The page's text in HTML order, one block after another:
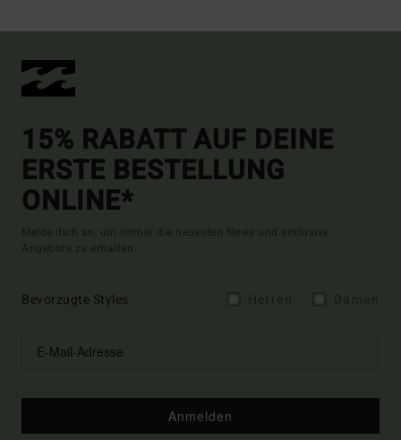
15% RABATT AUF DEINE
ERSTE BESTELLUNG
ONLINE*
Melde dich an, um immer die neuesten News und exklusive
Angebote zu erhalten.
Bevorzugte Styles
Anmelden